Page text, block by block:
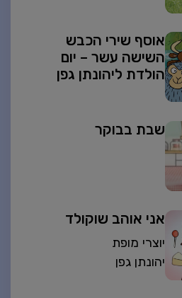
אוסף שירי הכבש
השישה עשר – יום
הולדת ליהונתן גפן
שבת בבוקר
אני אוהב שוקולד
יוצרי מופת
יהונתן גפן